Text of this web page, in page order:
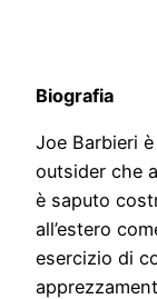
Biografia
Joe Barbieri
outsider che
è saputo
all’estero
esercizio di